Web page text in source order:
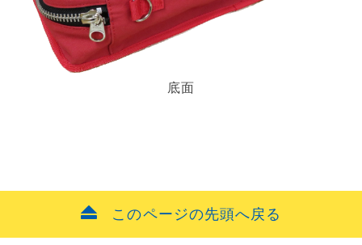
底面
このページの先頭へ戻る